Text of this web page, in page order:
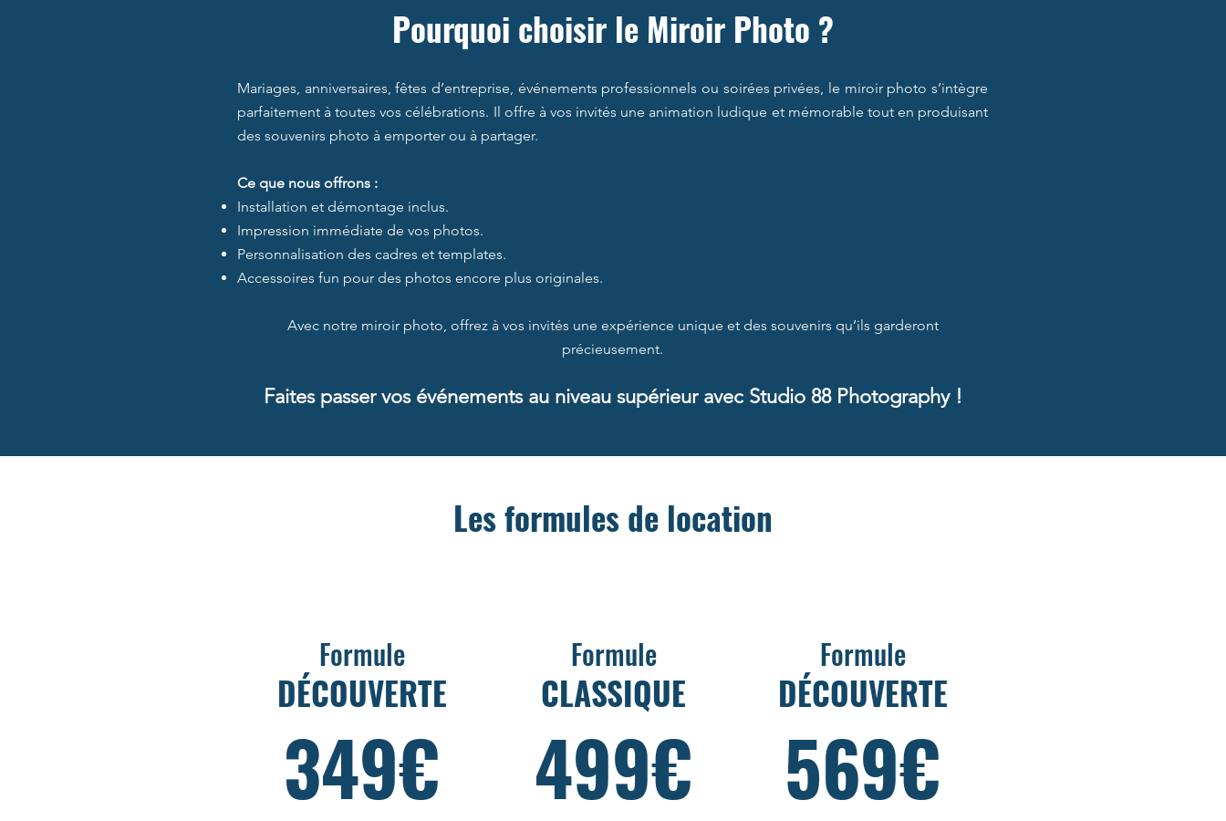
Pourquoi choisir le Miroir Photo ?
Mariages, anniversaires, fêtes d’entreprise, événements professionnels ou soirées privées, le miroir photo s’intègre
parfaitement à toutes vos célébrations. Il offre à vos invités une animation ludique et mémorable tout en produisant
des souvenirs photo à emporter ou à partager.
Ce que nous offrons :
Installation et démontage inclus.
Impression immédiate de vos photos.
Personnalisation des cadres et templates.
Accessoires fun pour des photos encore plus originales.
Avec notre miroir photo, offrez à vos invités une expérience unique et des souvenirs qu’ils garderont
précieusement.
Faites passer vos événements au niveau supérieur avec Studio 88 Photography !
Les formules de location
Formule
DÉCOUVERTE
349€
Formule
CLASSIQUE
499€
Formule
DÉCOUVERTE
569€